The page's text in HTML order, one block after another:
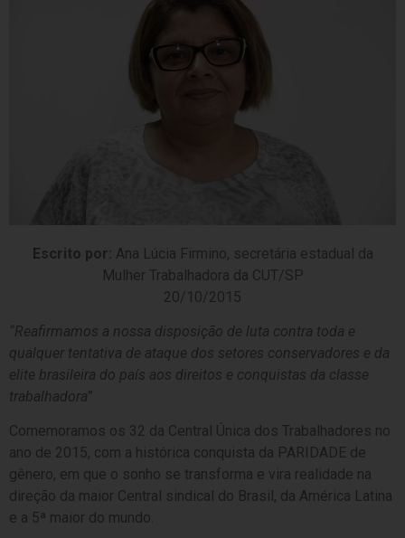
Escrito por: Ana Lúcia Firmino, secretária estadual da
Mulher Trabalhadora da CUT/SP
20/10/2015
“Reafirmamos a nossa disposição de luta contra toda e
qualquer tentativa de ataque dos setores conservadores e da
elite brasileira do país aos direitos e conquistas da classe
trabalhadora”
Comemoramos os 32 da Central Única dos Trabalhadores no
ano de 2015, com a histórica conquista da PARIDADE de
gênero, em que o sonho se transforma e vira realidade na
direção da maior Central sindical do Brasil, da América Latina
e a 5ª maior do mundo.